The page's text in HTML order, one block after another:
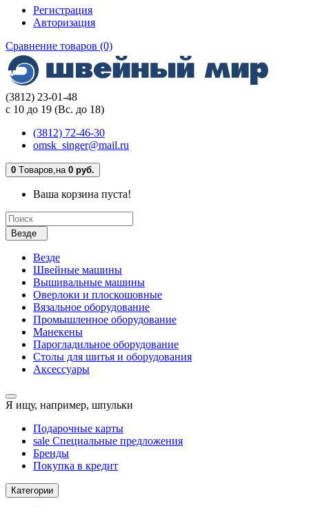
Регистрация
Авторизация
Сравнение товаров (0)
(3812) 23-01-48
с 10 до 19 (Вс. до 18)
(3812) 72-46-30
omsk_singer@mail.ru
0 Tоваров,на 0 руб.
Ваша корзина пуста!
Везде
Везде
Швейные машины
Вышивальные машины
Оверлоки и плоскошовные
Вязальное оборудование
Промышленное оборудование
Манекены
Парогладильное оборудование
Столы для шитья и оборудования
Аксессуары
Я ищу, например, шпульки
Подарочные карты
sale Специальные предложения
Бренды
Покупка в кредит
Категории